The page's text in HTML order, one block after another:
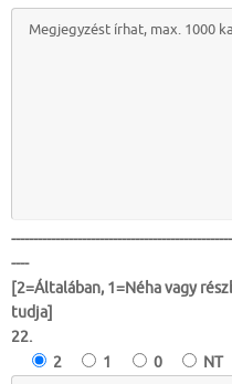
----
[2=Általában, 1=Néha vagy
tudja]
22.
2
1 0 NT